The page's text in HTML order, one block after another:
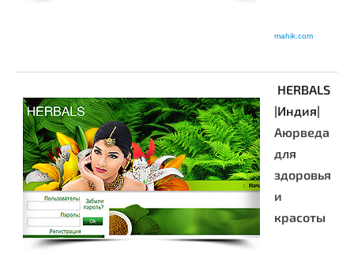
mahik.com
HERBALS
|Индия|
Аюрведа
для
здоровья
и
красоты